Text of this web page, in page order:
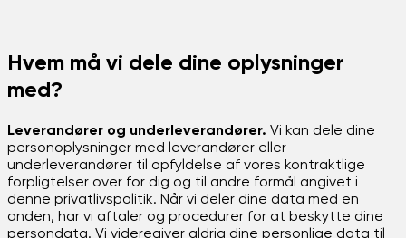
Hvem må vi dele dine oplysninger
med?
Leverandører og underleverandører. Vi kan dele dine
personoplysninger med leverandører eller
underleverandører til opfyldelse af vores kontraktlige
forpligtelser over for dig og til andre formål angivet i
denne privatlivspolitik. Når vi deler dine data med en
anden, har vi aftaler og procedurer for at beskytte dine
persondata. Vi videregiver aldrig dine personlige data til